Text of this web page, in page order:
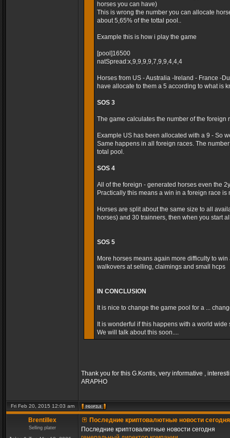
horses you can have)
This is wrong the number you can allocate
about 5,65% of the tottal pool..
Example this is how i play the game
[pool]16500
natSpread:x,9,9,9,9,7,9,9,4,4,4
Horses from US - Australia -Ireland - France -
have allocate to them a 5 according to what is
SOS 3
The game calculates the number of the foreign
Example US has been allocated with a 9 - So
Same happens in all foreign races. The
total pool.
SOS 4
All of the foreign - generated horses even the
Practically this means a win in a foreign race is
Horses are split about the same size to all
horses) and 30 trainners, then when you start
SOS 5
More horses means again more difficulty to
walkovers at selling, claimings and small hcps
IN CONCLUSION
It is nice to change the game pool for a ...
It is wonderful if this happens with a world
We will talk about this soon....
Thank you for this G.Kontis, very informative ,
ARAPHO
Fri Feb 20, 2015 12:03 am
Brentillex
Selling plater
Последние криптовалютные новости сегодня
Последние криптовалютные новости сегодня